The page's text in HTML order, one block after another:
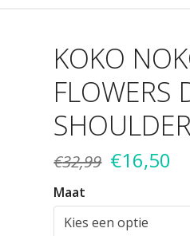
KOKO
FLOWERS
€32,99
was:
€16,50
Maat